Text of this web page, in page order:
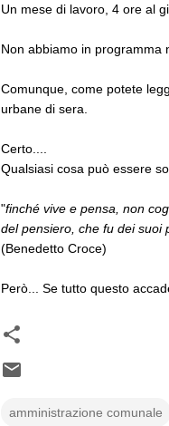
Un mese di lavoro, 4 ore al
Non abbiamo in programma
Comunque, come potete
urbane di sera.
Certo....
Qualsiasi cosa può essere
"finché vive e pensa, non
del pensiero, che fu dei suoi
(Benedetto Croce)
Però... Se tutto questo
amministrazione comunale